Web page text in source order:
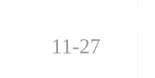
11-27